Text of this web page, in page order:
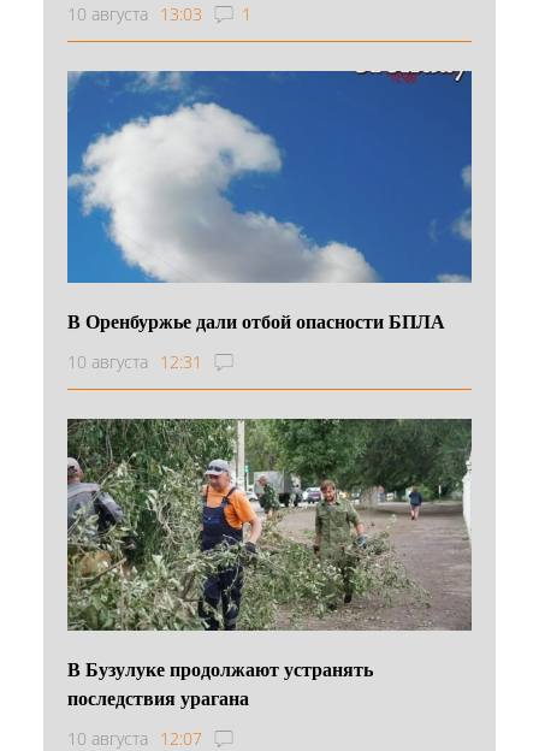
10 августа 13:03 1
В Оренбуржье дали отбой опасности БПЛА
10 августа 12:31
В Бузулуке продолжают устранять
последствия урагана
10 августа 12:07